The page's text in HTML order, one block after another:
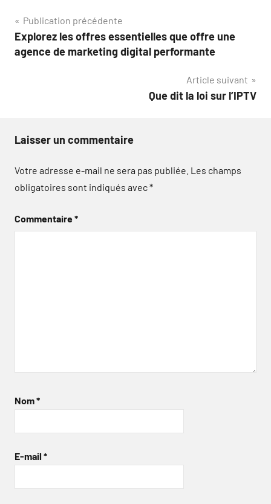
Navigation
de
Publication précédente
Explorez les offres essentielles que offre une
agence de marketing digital performante
Article suivant
Que dit la loi sur l’IPTV
Laisser un commentaire
Votre adresse e-mail ne sera pas publiée. Les champs
obligatoires sont indiqués avec*
Commentaire*
Nom*
E-mail *